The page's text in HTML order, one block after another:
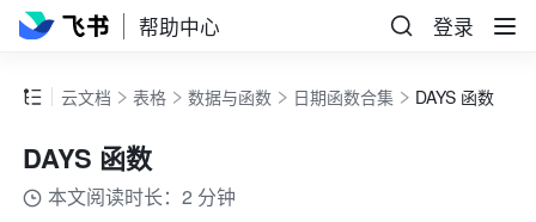
帮助中心 登录
云文档 表格 数据与函数 日期函数合集 DAYS 函数
DAYS 函数
本文阅读时长：2 分钟